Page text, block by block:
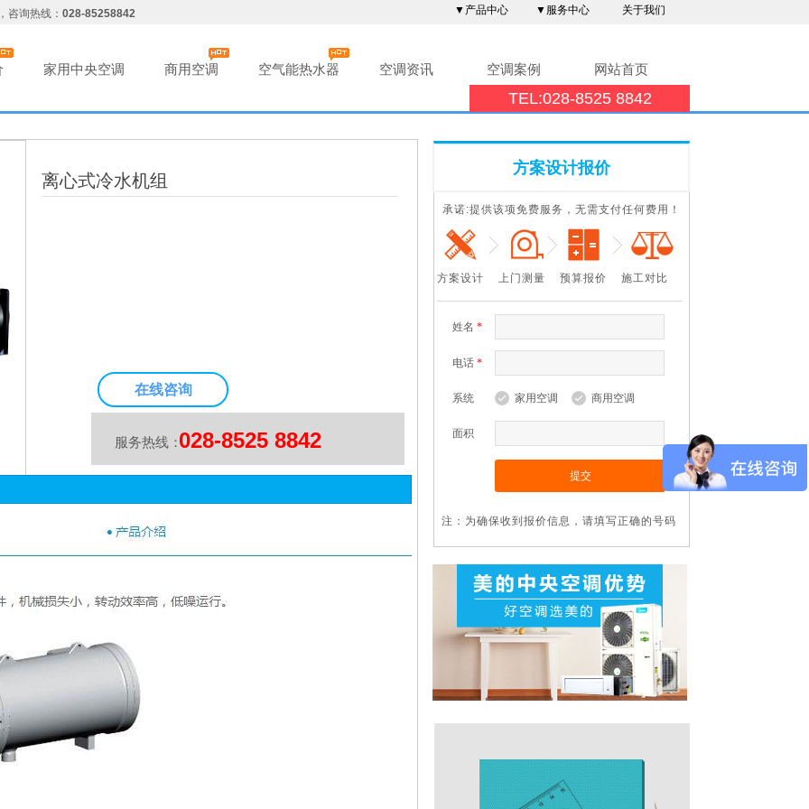
方案设计报价
离心式冷水机组
承诺:提供该项免费服务，无需支付任何费用！
方案设计 上门测量 ​ 预算报价 施工对比
姓名 *
电话 *
系统 家用空调 商用空调
面积
提交
在线咨询
028-8525 8842
服务热线：
注：为确保收到报价信息，请填写正确的号码
家用中央空调 商用空调 空气能热水器 空调资讯 空调案例 网站首页
TEL:028-8525 8842
▼产品中心 ▼服务中心 关于我们
咨询热线： 028-85258842